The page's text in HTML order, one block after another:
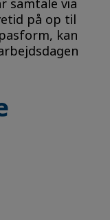
samtale via
på op til
kan